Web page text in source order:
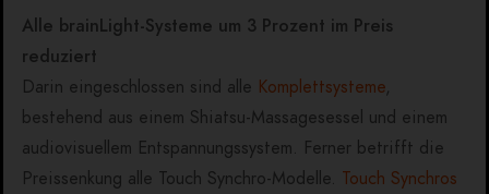
Alle brainLight-Systeme um 3 Prozent im Preis
reduziert
Darin eingeschlossen sind alle Komplettsysteme,
bestehend aus einem Shiatsu-Massagesessel und einem
audiovisuellem Entspannungssystem. Ferner betrifft die
Preissenkung alle Touch Synchro-Modelle. Touch Synchros